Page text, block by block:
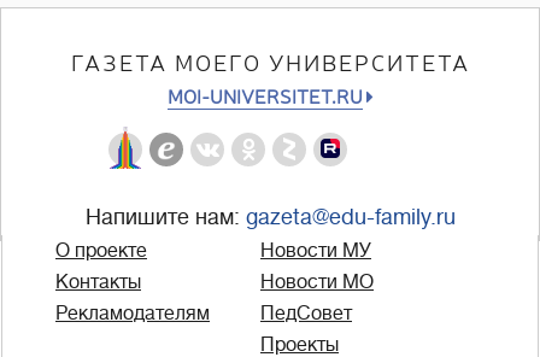
ГАЗЕТА МОЕГО УНИВЕРСИТЕТА
MOI-UNIVERSITET.RU
Напишите нам: gazeta@edu-family.ru
О проекте
Контакты
Рекламодателям
Новости МУ
Новости МО
ПедСовет
Проекты